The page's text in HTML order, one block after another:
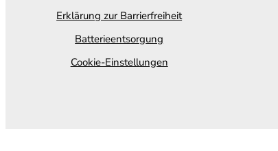
Erklärung zur Barrierfreiheit
Batterieentsorgung
Cookie-Einstellungen